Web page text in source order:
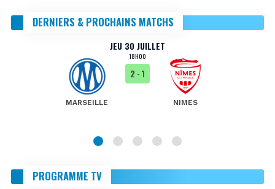
DERNIERS & PROCHAINS MATCHS
JEU 30 JUILLET
18H00
MARSEILLE
2 - 1
NIMES
PROGRAMME TV